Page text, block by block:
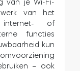
van je Wi-Fi-
van het
internet- of
functies
kun
– ook